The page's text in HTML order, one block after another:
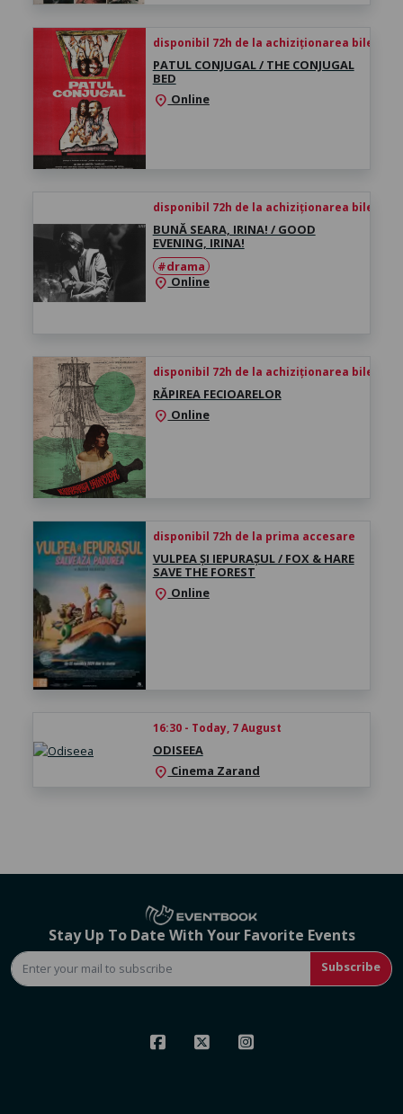
disponibil 72h de la achiziționarea biletului
PATUL CONJUGAL / THE CONJUGAL
BED
location_on Online
disponibil 72h de la achiziționarea biletului
BUNĂ SEARA, IRINA! / GOOD
EVENING, IRINA!
#drama
location_on Online
disponibil 72h de la achiziționarea biletului
RĂPIREA FECIOARELOR
location_on Online
disponibil 72h de la prima accesare
VULPEA ȘI IEPURAȘUL / FOX & HARE
SAVE THE FOREST
location_on Online
16:30 - Today, 7 August
ODISEEA
location_on Cinema Zarand
Stay Up To Date With Your Favorite Events
Subscribe